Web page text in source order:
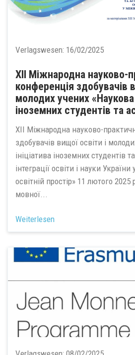
Verlagswesen: 16/02/2025
ХIІ Міжнародна науково-
конференція здобувачів
молодих учених «Наукова
іноземних студентів та
ХIІ Міжнародна науково-
здобувачів вищої освіти і
ініціатива іноземних студентів
інтеграції освіти і науки
освітній простір» 11 лютого
мовної...
Weiterlesen